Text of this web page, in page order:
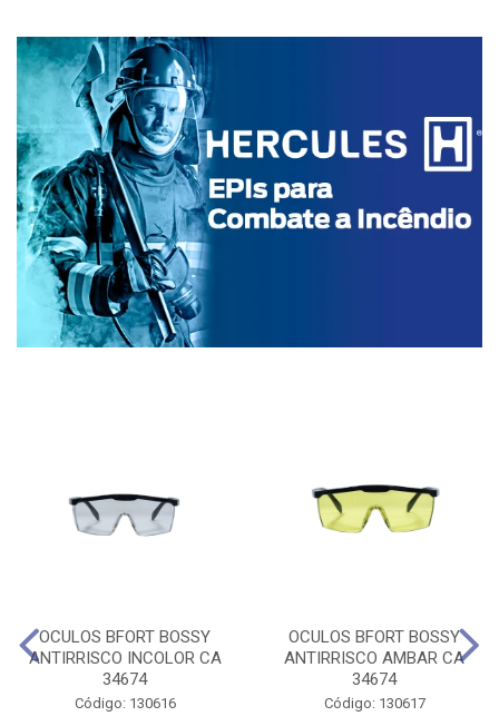
OCULOS BFORT BOSSY
ANTIRRISCO INCOLOR CA
34674
Código: 130616
OCULOS BFORT BOSSY
ANTIRRISCO AMBAR CA
34674
Código: 130617